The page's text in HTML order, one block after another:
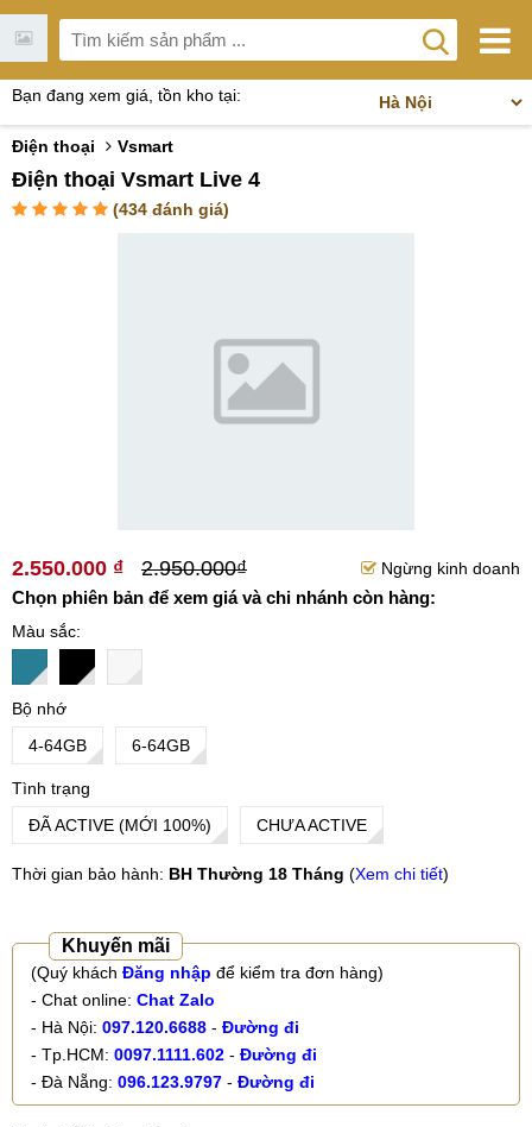
Bạn đang xem giá, tồn kho tại:
Điện thoại Vsmart
Điện thoại Vsmart Live 4
(434 đánh giá)
2.550.000 ₫ 2.950.000₫ Ngừng kinh doanh
Chọn phiên bản để xem giá và chi nhánh còn hàng:
Màu sắc
Bộ nhớ
4-64GB
6-64GB
Tình trạng
ĐÃ ACTIVE (MỚI 100%)
CHƯA ACTIVE
Thời gian bảo hành: BH Thường 18 Tháng (Xem chi tiết)
Khuyến mãi
(Quý khách Đăng nhập để kiểm tra đơn hàng)
- Chat online: Chat Zalo
- Hà Nội: 097.120.6688 - Đường đi
- Tp.HCM: 0097.1111.602 - Đường đi
- Đà Nẵng: 096.123.9797 - Đường đi